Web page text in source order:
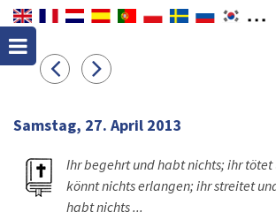
Samstag, 27. April 2013
Ihr begehrt und habt nichts; ihr
könnt nichts erlangen; ihr streitet
habt nichts ...